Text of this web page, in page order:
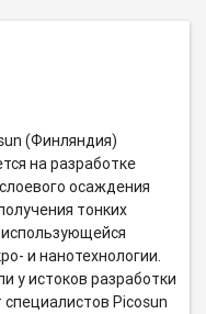
(Финляндия)
на разработке
осаждения
тонких
и нанотехнологии.
у истоков разработки
Picosun